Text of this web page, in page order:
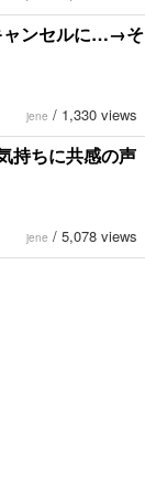
ャンセルに…→そ
jene / 1,330 views
持ちに共感の声
jene / 5,078 views